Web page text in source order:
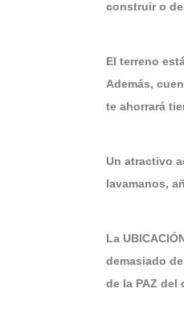
construir o
El terreno
Además,
te ahorrará
Un atractivo
lavamanos,
La
demasiado
de la PAZ del